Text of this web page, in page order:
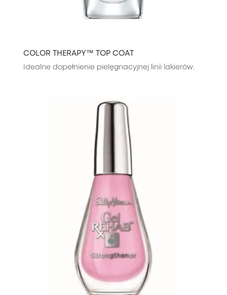
COLOR THERAPY™ TOP COAT
Idealne dopełnienie pielęgnacyjnej linii lakierów.